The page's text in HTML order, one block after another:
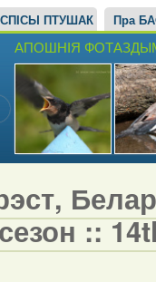
СПІСЫ ПТУШАК Пра
АПОШНІЯ
::